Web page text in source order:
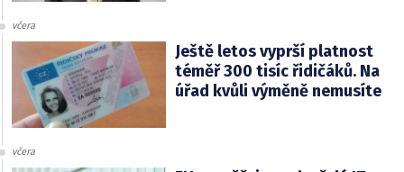
včera
Ještě letos vyprší platnost
téměř 300 tisíc řidičáků. Na
úřad kvůli výměně nemusíte
včera